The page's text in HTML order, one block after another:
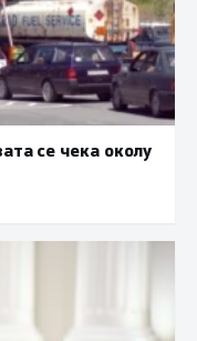
се чека околу